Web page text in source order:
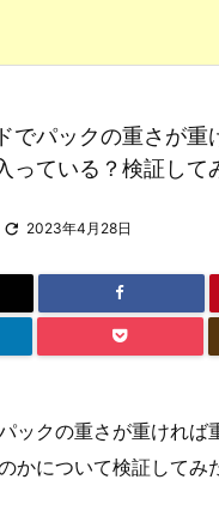
でパックの重さが重
っている？検証して
 2023年4月28日
ックの重さが重ければ
かについて検証してみ